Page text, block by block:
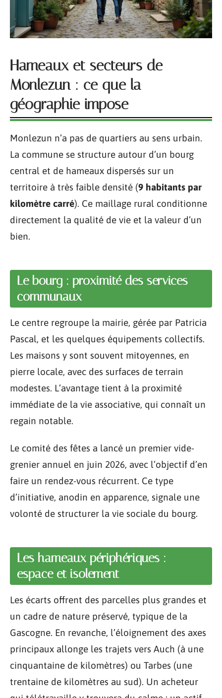
Hameaux et secteurs de
Monlezun : ce que la
géographie impose
Monlezun n’a pas de quartiers au sens urbain.
La commune se structure autour d’un bourg
central et de hameaux dispersés sur un
territoire à très faible densité (9 habitants par
kilomètre carré). Ce maillage rural conditionne
directement la qualité de vie et la valeur d’un
bien.
Le bourg : proximité des services
communaux
Le centre regroupe la mairie, gérée par Patricia
Pascal, et les quelques équipements collectifs.
Les maisons y sont souvent mitoyennes, en
pierre locale, avec des surfaces de terrain
modestes. L’avantage tient à la proximité
immédiate de la vie associative, qui connaît un
regain notable.
Le comité des fêtes a lancé un premier vide-
grenier annuel en juin 2026, avec l’objectif d’en
faire un rendez-vous récurrent. Ce type
d’initiative, anodin en apparence, signale une
volonté de structurer la vie sociale du bourg.
Les hameaux périphériques :
espace et isolement
Les écarts offrent des parcelles plus grandes et
un cadre de nature préservé, typique de la
Gascogne. En revanche, l’éloignement des axes
principaux allonge les trajets vers Auch (à une
cinquantaine de kilomètres) ou Tarbes (une
trentaine de kilomètres au sud). Un acheteur